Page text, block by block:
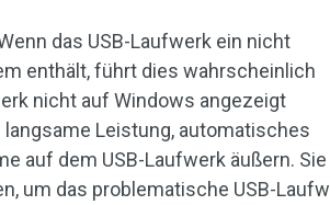
das USB-Laufwerk ein nicht
enthält, führt dies wahrscheinlich
nicht auf Windows angezeigt
Leistung, automatisches
auf dem USB-Laufwerk äußern. Sie
um das problematische USB-